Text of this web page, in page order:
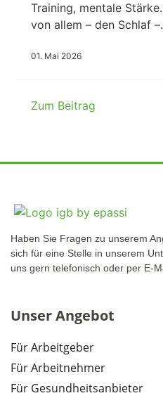
Training, mentale
von allem – den Schlaf
01. Mai 2026
Zum Beitrag
Haben Sie Fragen zu unserem
sich für eine Stelle in unserem
uns gern telefonisch oder per E-
Unser Angebot
Für Arbeitgeber
Für Arbeitnehmer
Für Gesundheitsanbieter